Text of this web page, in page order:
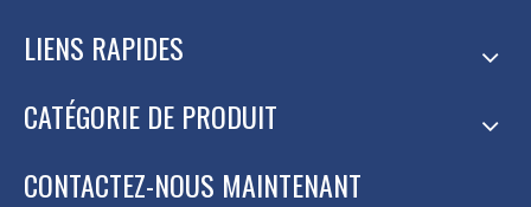
LIENS RAPIDES
CATÉGORIE DE PRODUIT
CONTACTEZ-NOUS MAINTENANT